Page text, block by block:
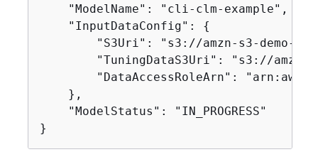
    "ModelName": "cli-clm-example",
    "InputDataConfig":
{
"S3Uri": "s3://amzn-s3-demo-
"TuningDataS3Uri": "s3://amzn-
"DataAccessRoleArn":
    },
    "ModelStatus": "IN_PROGRESS"
}